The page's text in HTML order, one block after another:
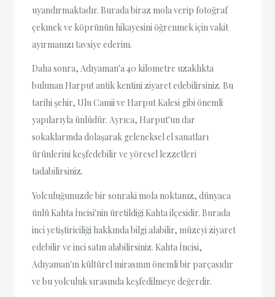
uyandırmaktadır. Burada biraz mola verip fotoğraf
çekmek ve köprünün hikayesini öğrenmek için vakit
ayırmanızı tavsiye ederim.
Daha sonra, Adıyaman'a 40 kilometre uzaklıkta
bulunan Harput antik kentini ziyaret edebilirsiniz. Bu
tarihi şehir, Ulu Camii ve Harput Kalesi gibi önemli
yapılarıyla ünlüdür. Ayrıca, Harput'un dar
sokaklarında dolaşarak geleneksel el sanatları
ürünlerini keşfedebilir ve yöresel lezzetleri
tadabilirsiniz.
Yolculuğunuzde bir sonraki mola noktanız, dünyaca
ünlü Kahta İncisi'nin üretildiği Kahta ilçesidir. Burada
inci yetiştiriciliği hakkında bilgi alabilir, müzeyi ziyaret
edebilir ve inci satın alabilirsiniz. Kahta İncisi,
Adıyaman'ın kültürel mirasının önemli bir parçasıdır
ve bu yolculuk sırasında keşfedilmeye değerdir.